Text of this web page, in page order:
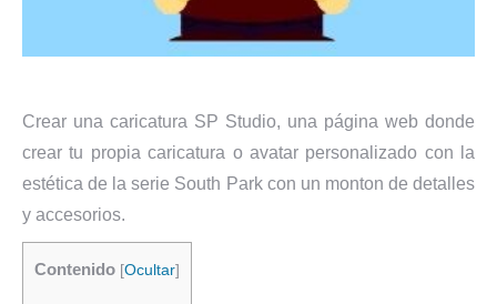
Crear una caricatura SP Studio, una página web donde
crear tu propia caricatura o avatar personalizado con la
estética de la serie South Park con un monton de detalles
y accesorios.
Contenido [Ocultar]